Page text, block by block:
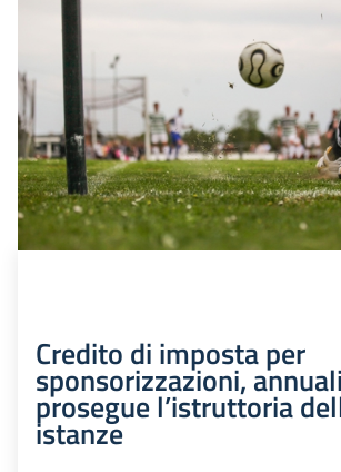
Credito di imposta per
sponsorizzazioni,
prosegue l’istruttoria
istanze